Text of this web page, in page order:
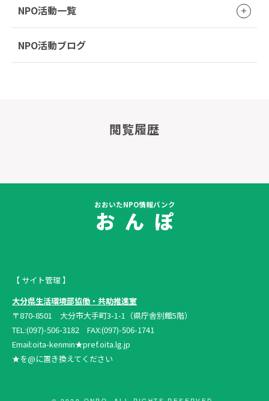
NPO活動一覧
NPO活動ブログ
閲覧履歴
おおいたNPO情報バンク
お ん ぽ
【 サイト管理 】
大分県生活環境部協働・共助推進室
〒870-8501 大分市大手町3-1-1（県庁舎別館5階）
TEL:(097)-506-3182 FAX:(097)-506-1741
Email:oita-kenmin★pref.oita.lg.jp
★を@に置き換えてください